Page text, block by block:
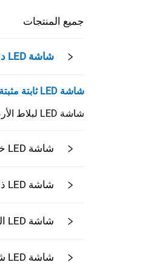
جميع المنتجات
شاشة LED داخلية
شاشة LED ثابتة مثبتة على الحائط الداخلي
شاشة LED لبلاط الأرضيات
شاشة LED خارجية
شاشة LED ذات شكل غير منتظم
شاشة LED المحمولة
شاشة LED شفافة